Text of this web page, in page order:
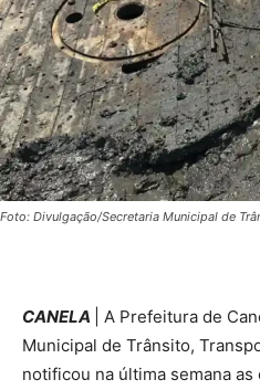
Foto: Divulgação/Secretaria Municipal de
CANELA
| A Prefeitura de
Municipal de Trânsito,
notificou na última semana